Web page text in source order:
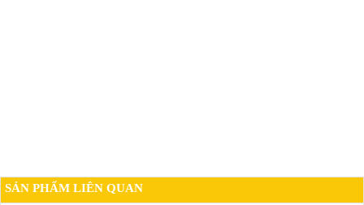
SẢN PHẨM LIÊN QUAN